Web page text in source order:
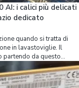
AI: i calici più delicati
dedicato
quando si tratta di
in lavastoviglie. Il
partendo da questo
dello spazio interno